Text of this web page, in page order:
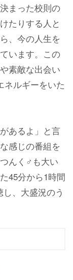
まった校則の
たりする人と
、今の人生を
います。この
素敵な出会い
ネルギーをいた
あるよ」と言
感じの番組を
んく♂も大い
45分から1時間
、大盛況のう